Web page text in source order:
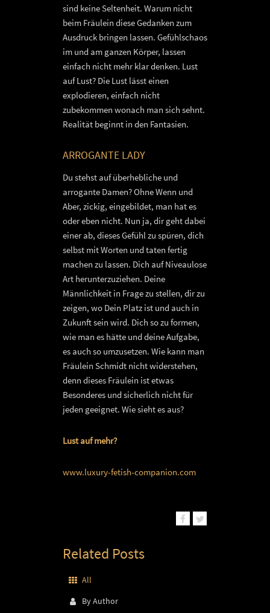
sind keine Seltenheit. Warum nicht
beim Fräulein diese Gedanken zum
Ausdruck bringen lassen. Gefühlschaos
im und am ganzen Körper, lassen
einfach nicht mehr klar denken. Lust
auf Lust? Die Lust lässt einen
explodieren, einfach nicht
zubekommen wonach man sich sehnt.
Realität beginnt in den Fantasien.
ARROGANTE LADY
Du stehst auf überhebliche und
arrogante Damen? Ohne Wenn und
Aber, zickig, eingebildet, man hat es
oder eben nicht. Nun ja, dir geht dabei
einer ab, dieses Gefühl zu spüren, dich
selbst mit Worten und taten fertig
machen zu lassen. Dich auf Niveaulose
Art herunterzuziehen. Deine
Männlichkeit in Frage zu stellen, dir zu
zeigen, wo Dein Platz ist und auch in
Zukunft sein wird. Dich so zu formen,
wie man es hätte und deine Aufgabe,
es auch so umzusetzen. Wie kann man
Fräulein Schmidt nicht widerstehen,
denn dieses Fräulein ist etwas
Besonderes und sicherlich nicht für
jeden geeignet. Wie sieht es aus?
Lust auf mehr?
www.luxury-fetish-companion.com
Related Posts
All
By Author